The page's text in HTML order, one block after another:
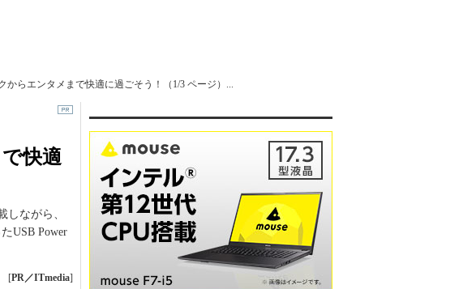
らエンタメまで快適に過ごそう！（1/3 ページ）...
快適
しながら、
USB Power
[PR／ITmedia]